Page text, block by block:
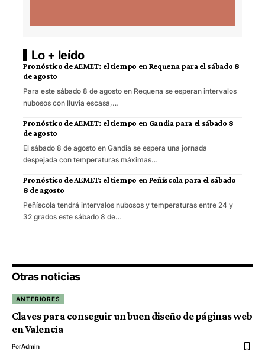
Lo + leído
Pronóstico de AEMET: el tiempo en Requena para el sábado 8
de agosto
Para este sábado 8 de agosto en Requena se esperan intervalos
nubosos con lluvia escasa,…
Pronóstico de AEMET: el tiempo en Gandia para el sábado 8
de agosto
El sábado 8 de agosto en Gandia se espera una jornada
despejada con temperaturas máximas…
Pronóstico de AEMET: el tiempo en Peñíscola para el sábado
8 de agosto
Peñíscola tendrá intervalos nubosos y temperaturas entre 24 y
32 grados este sábado 8 de…
Otras noticias
ANTERIORES
Claves para conseguir un buen diseño de páginas web
en Valencia
PorAdmin